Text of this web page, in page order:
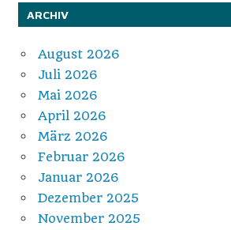
ARCHIV
August 2026
Juli 2026
Mai 2026
April 2026
März 2026
Februar 2026
Januar 2026
Dezember 2025
November 2025